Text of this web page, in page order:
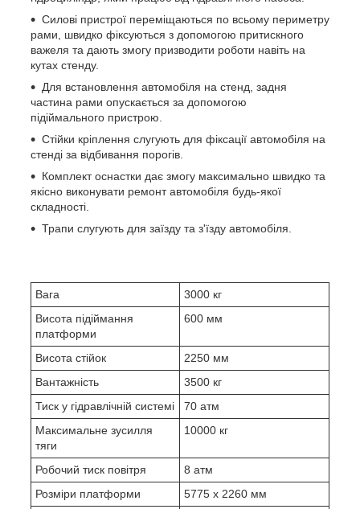
Силові пристрої переміщаються по всьому периметру
рами, швидко фіксуються з допомогою притискного
важеля та дають змогу призводити роботи навіть на
кутах стенду.
Для встановлення автомобіля на стенд, задня
частина рами опускається за допомогою
підіймального пристрою.
Стійки кріплення слугують для фіксації автомобіля на
стенді за відбивання порогів.
Комплект оснастки дає змогу максимально швидко та
якісно виконувати ремонт автомобіля будь-якої
складності.
Трапи слугують для заїзду та з'їзду автомобіля.
Вага
3000 кг
Висота підіймання
платформи
600 мм
Висота стійок
2250 мм
Вантажність
3500 кг
Тиск у гідравлічній системі
70 атм
Максимальне зусилля
тяги
10000 кг
Робочий тиск повітря
8 атм
Розміри платформи
5775 x 2260 мм